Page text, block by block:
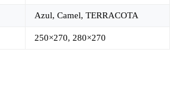
Azul, Camel, TERRACOTA
250×270, 280×270